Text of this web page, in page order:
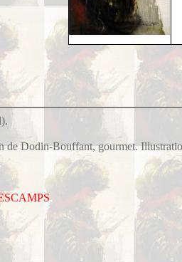
de Dodin-Bouffant, gourmet.